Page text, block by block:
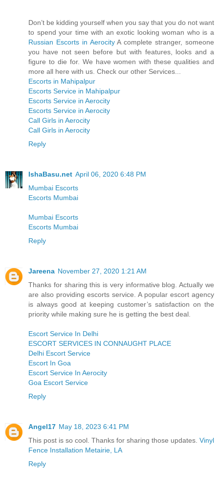
Don’t be kidding yourself when you say that you do not want
to spend your time with an exotic looking woman who is a
Russian Escorts in AerocityA complete stranger, someone
you have not seen before but with features, looks and a
figure to die for. We have women with these qualities and
more all here with us. Check our other Services...
Escorts in Mahipalpur
Escorts Service in Mahipalpur
Escorts Service in Aerocity
Escorts Service in Aerocity
Call Girls in Aerocity
Call Girls in Aerocity
Reply
IshaBasu.net April 06, 2020 6:48 PM
Mumbai Escorts
Escorts Mumbai
Mumbai Escorts
Escorts Mumbai
Reply
Jareena November 27, 2020 1:21 AM
Thanks for sharing this is very informative blog. Actually we
are also providing escorts service. A popular escort agency
is always good at keeping customer’s satisfaction on the
priority while making sure he is getting the best deal.
Escort Service In Delhi
ESCORT SERVICES IN CONNAUGHT PLACE
Delhi Escort Service
Escort In Goa
Escort Service In Aerocity
Goa Escort Service
Reply
Angel17 May 18, 2023 6:41 PM
This post is so cool. Thanks for sharing those updates. Vinyl
Fence Installation Metairie, LA
Reply